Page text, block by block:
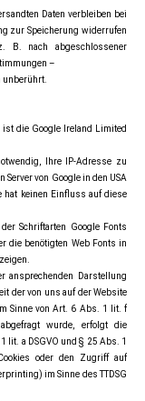
Daten verbleiben bei
zur Speicherung widerrufen
B. nach abgeschlossener
–
die Google Ireland Limited
Ihre IP-Adresse zu
von Google in den USA
hat keinen Einfluss auf diese
Schriftarten Google Fonts
die benötigten Web Fonts in
ansprechenden Darstellung
der von uns auf der Website
Sinne von Art. 6 Abs. 1 lit. f
wurde, erfolgt die
lit. a DSGVO und § 25 Abs. 1
oder den Zugriff auf
im Sinne des TTDSG